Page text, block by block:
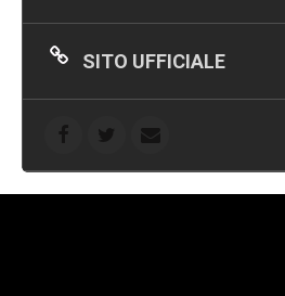
SITO UFFICIALE